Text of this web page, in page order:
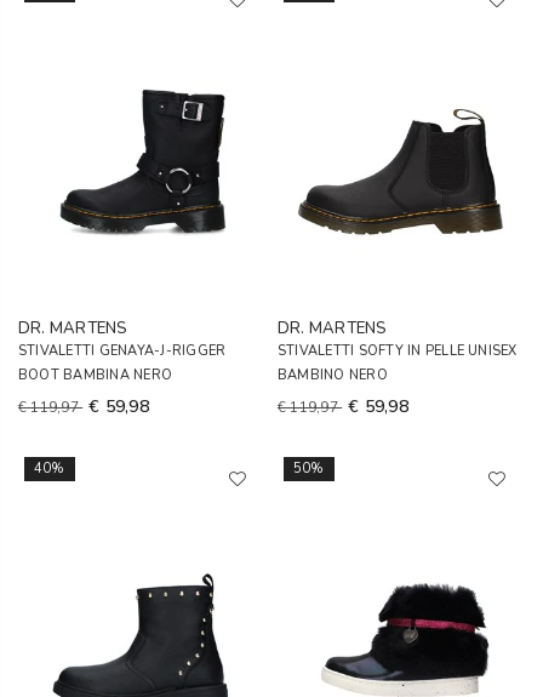
DR. MARTENS
STIVALETTI GENAYA-J-RIGGER
BOOT BAMBINA NERO
€ 119,97 € 59,98
DR. MARTENS
STIVALETTI SOFTY IN PELLE UNISEX
BAMBINO NERO
€ 119,97 € 59,98
40% 50%